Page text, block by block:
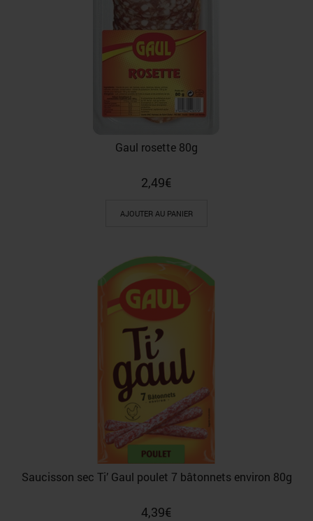
Gaul rosette 80g
2,49€
AJOUTER AU PANIER
Saucisson sec Ti’ Gaul poulet 7 bâtonnets environ 80g
4,39€